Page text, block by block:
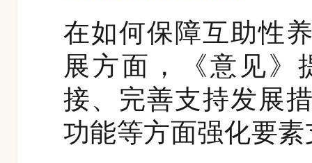
在如何保障互助性
展方面，《意见》
接、完善支持发展
功能等方面强化要